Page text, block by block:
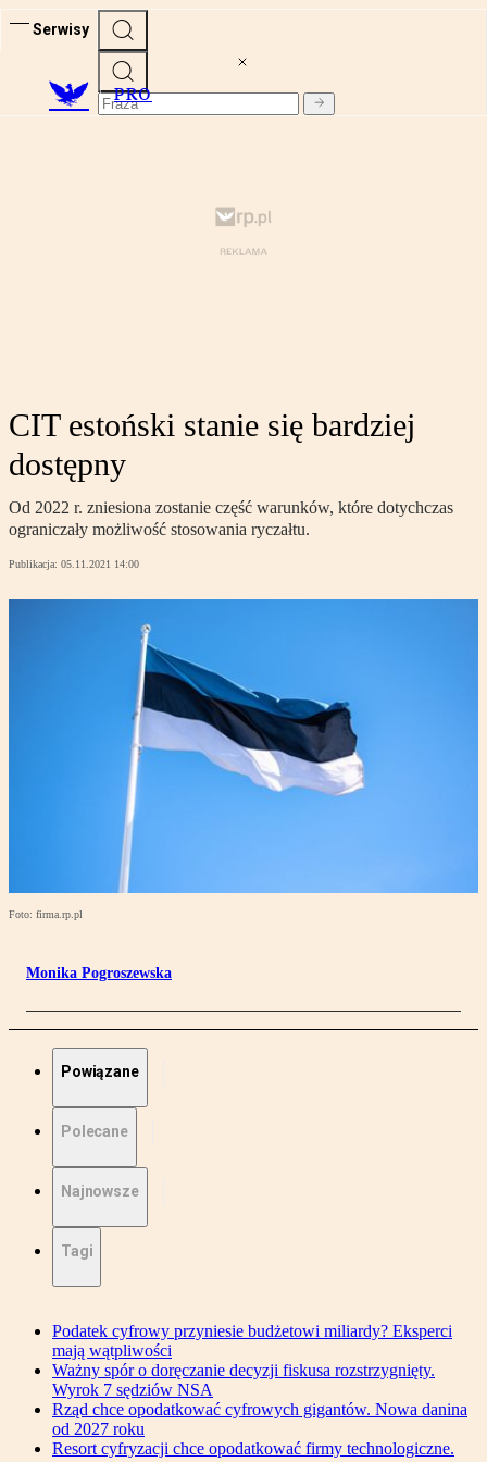
Serwisy
PRO
CIT estoński stanie się bardziej
dostępny
Od 2022 r. zniesiona zostanie część warunków, które dotychczas
ograniczały możliwość stosowania ryczałtu.
Publikacja: 05.11.2021 14:00
Foto: firma.rp.pl
Monika Pogroszewska
Powiązane
Polecane
Najnowsze
Tagi
Podatek cyfrowy przyniesie budżetowi miliardy? Eksperci
mają wątpliwości
Ważny spór o doręczanie decyzji fiskusa rozstrzygnięty.
Wyrok 7 sędziów NSA
Rząd chce opodatkować cyfrowych gigantów. Nowa danina
od 2027 roku
Resort cyfryzacji chce opodatkować firmy technologiczne.